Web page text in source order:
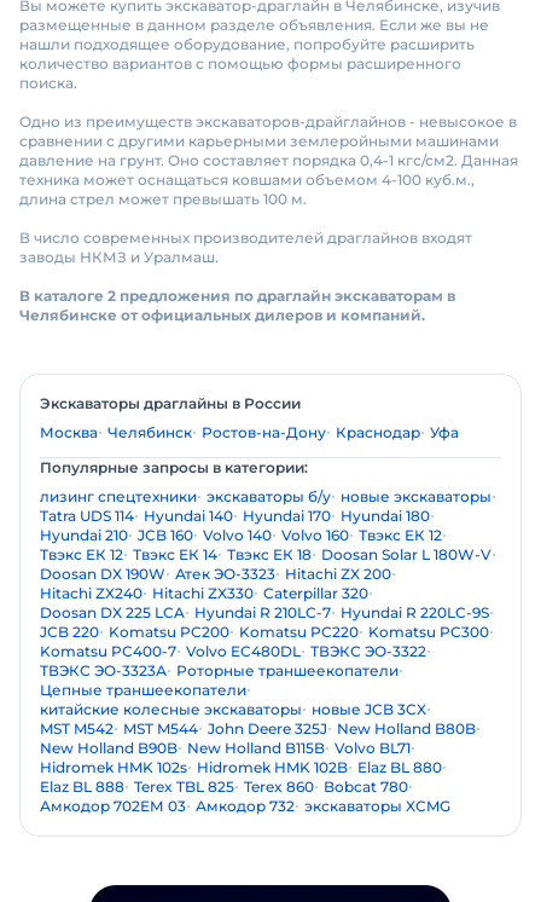
Вы можете купить экскаватор-драглайн в Челябинске, изучив
размещенные в данном разделе объявления. Если же вы не
нашли подходящее оборудование, попробуйте расширить
количество вариантов с помощью формы расширенного
поиска.
Одно из преимуществ экскаваторов-драйглайнов - невысокое в
сравнении с другими карьерными землеройными машинами
давление на грунт. Оно составляет порядка 0,4-1 кгс/см2. Данная
техника может оснащаться ковшами объемом 4-100 куб.м.,
длина стрел может превышать 100 м.
В число современных производителей драглайнов входят
заводы НКМЗ и Уралмаш.
В каталоге 2 предложения по драглайн экскаваторам в
Челябинске от официальных дилеров и компаний.
Экскаваторы драглайны в России
Москва Челябинск Ростов-на-Дону Краснодар Уфа
Популярные запросы в категории:
лизинг спецтехники экскаваторы б/у новые экскаваторы
Tatra UDS 114 Hyundai 140 Hyundai 170 Hyundai 180
Hyundai 210 JCB 160 Volvo 140 Volvo 160 Твэкс ЕК 12
Твэкс ЕК 12 Твэкс ЕК 14 Твэкс ЕК 18 Doosan Solar L 180W-V
Doosan DX 190W Атек ЭО-3323 Hitachi ZX 200
Hitachi ZX240 Hitachi ZX330 Caterpillar 320
Doosan DX 225 LCA Hyundai R 210LC-7 Hyundai R 220LC-9S
JCB 220 Komatsu PC200 Komatsu PC220 Komatsu PC300
Komatsu PC400-7 Volvo EC480DL ТВЭКС ЭО-3322
ТВЭКС ЭО-3323А Роторные траншеекопатели
Цепные траншеекопатели
китайские колесные экскаваторы
новые JCB 3CX
MST M542 MST M544 John Deere 325J
New Holland B80B
New Holland B90B New Holland B115B Volvo BL71
Hidromek HMK 102s Hidromek HMK 102B Elaz BL 880
Elaz BL 888 Terex TBL 825 Terex 860 Bobcat 780
Амкодор 702ЕМ 03 Амкодор 732 экскаваторы XCMG